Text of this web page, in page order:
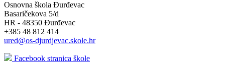
Osnovna škola Đurđevac
Basaričekova 5/d
HR - 48350 Đurđevac
+385 48 812 414
ured@os-djurdjevac.skole.hr
Facebook stranica škole